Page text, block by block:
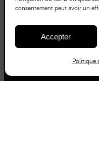
consentement peut avoir un
Accepter
Politique